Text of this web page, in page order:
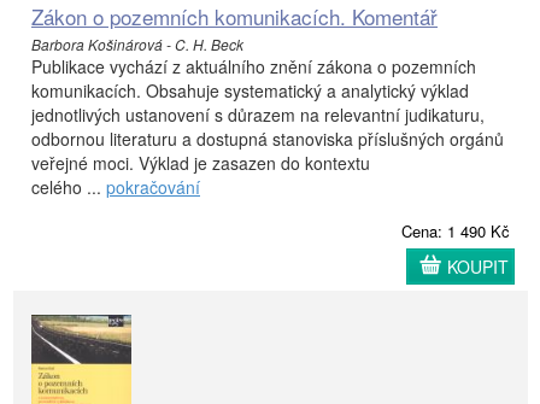
Zákon o pozemních komunikacích. Komentář
Barbora Košinárová - C. H. Beck
Publikace vychází z aktuálního znění zákona o pozemních
komunikacích. Obsahuje systematický a analytický výklad
jednotlivých ustanovení s důrazem na relevantní judikaturu,
odbornou literaturu a dostupná stanoviska příslušných orgánů
veřejné moci. Výklad je zasazen do kontextu
celého ... pokračování
Cena: 1 490 Kč
KOUPIT